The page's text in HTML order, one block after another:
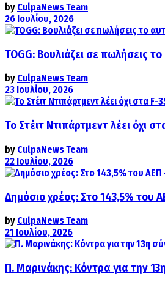
by CulpaNews Team
26 Ιουλίου, 2026
TOGG: Βουλιάζει σε πωλήσεις
by CulpaNews Team
23 Ιουλίου, 2026
Το Στέιτ Ντιπάρτμεντ λέει όχι
by CulpaNews Team
22 Ιουλίου, 2026
Δημόσιο χρέος: Στο 143,5%
by CulpaNews Team
21 Ιουλίου, 2026
Π. Μαρινάκης: Κόντρα για την